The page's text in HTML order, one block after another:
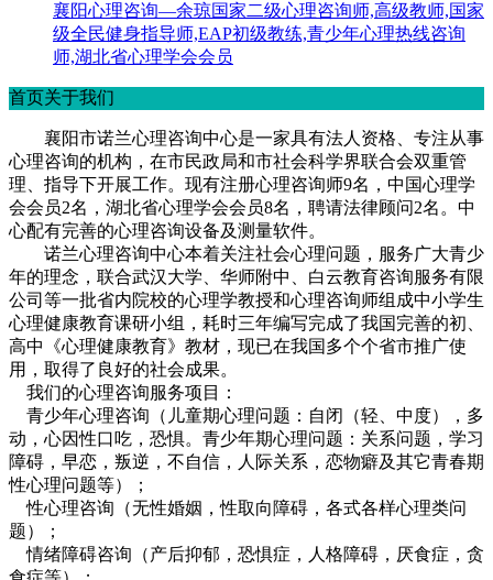
襄阳心理咨询—余琼国家二级心理咨询师,高级教师,国家
级全民健身指导师,EAP初级教练,青少年心理热线咨询
师,湖北省心理学会会员
首页关于我们
襄阳市诺兰心理咨询中心是一家具有法人资格、专注从事
心理咨询的机构，在市民政局和市社会科学界联合会双重管
理、指导下开展工作。现有注册心理咨询师9名，中国心理学
会会员2名，湖北省心理学会会员8名，聘请法律顾问2名。中
心配有完善的心理咨询设备及测量软件。
诺兰心理咨询中心本着关注社会心理问题，服务广大青少
年的理念，联合武汉大学、华师附中、白云教育咨询服务有限
公司等一批省内院校的心理学教授和心理咨询师组成中小学生
心理健康教育课研小组，耗时三年编写完成了我国完善的初、
高中《心理健康教育》教材，现已在我国多个个省市推广使
用，取得了良好的社会成果。
我们的心理咨询服务项目：
青少年心理咨询（儿童期心理问题：自闭（轻、中度），多
动，心因性口吃，恐惧。青少年期心理问题：关系问题，学习
障碍，早恋，叛逆，不自信，人际关系，恋物癖及其它青春期
性心理问题等）；
性心理咨询（无性婚姻，性取向障碍，各式各样心理类问
题）；
情绪障碍咨询（产后抑郁，恐惧症，人格障碍，厌食症，贪